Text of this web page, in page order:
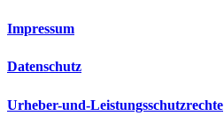
Impressum
Datenschutz
Urheber-und-Leistungsschutzrechte